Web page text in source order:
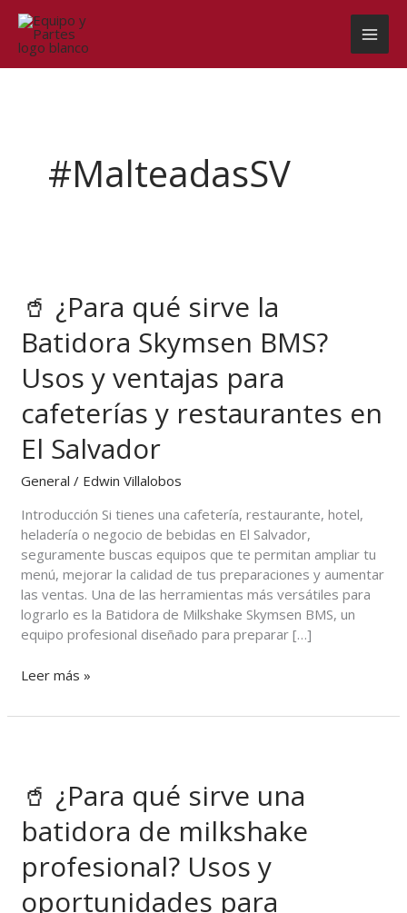
contenido
#MalteadasSV
🥤 ¿Para qué sirve la
Batidora Skymsen BMS?
Usos y ventajas para
cafeterías y restaurantes en
El Salvador
General / Edwin Villalobos
Introducción Si tienes una cafetería, restaurante, hotel,
heladería o negocio de bebidas en El Salvador,
seguramente buscas equipos que te permitan ampliar tu
menú, mejorar la calidad de tus preparaciones y aumentar
las ventas. Una de las herramientas más versátiles para
lograrlo es la Batidora de Milkshake Skymsen BMS, un
equipo profesional diseñado para preparar […]
qué
sirve
la
Batidora
Skymsen
Usos
y
ventajas
para
y
restaurantes
en
El
Salvador
Leer más »
🥤 ¿Para qué sirve una
batidora de milkshake
profesional? Usos y
oportunidades para
qué
sirve
una
batidora
de
milkshake
profesional?